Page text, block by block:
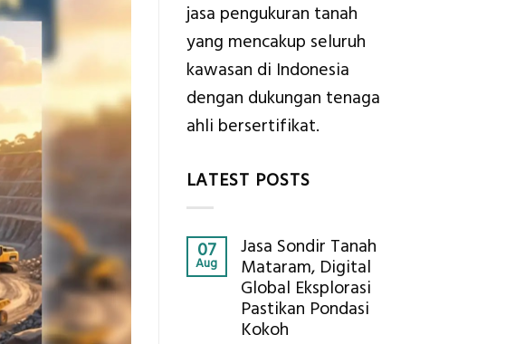
jasa pengukuran tanah
yang mencakup seluruh
kawasan di Indonesia
dengan dukungan tenaga
ahli bersertifikat.
LATEST POSTS
07
Aug
Jasa Sondir Tanah
Mataram, Digital
Global Eksplorasi
Pastikan Pondasi
Kokoh